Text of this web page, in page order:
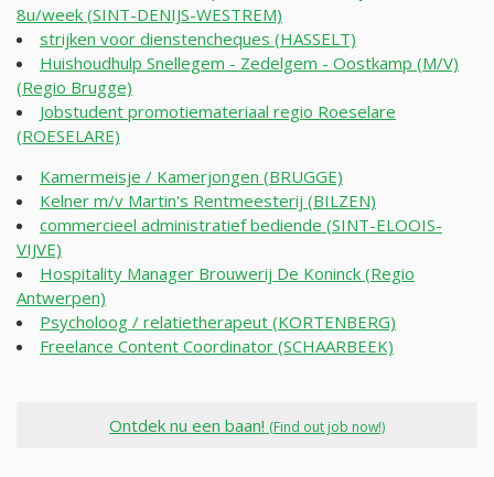
8u/week (SINT-DENIJS-WESTREM)
strijken voor dienstencheques (HASSELT)
Huishoudhulp Snellegem - Zedelgem - Oostkamp (M/V)
(Regio Brugge)
Jobstudent promotiemateriaal regio Roeselare
(ROESELARE)
Kamermeisje / Kamerjongen (BRUGGE)
Kelner m/v Martin's Rentmeesterij (BILZEN)
commercieel administratief bediende (SINT-ELOOIS-
VIJVE)
Hospitality Manager Brouwerij De Koninck (Regio
Antwerpen)
Psycholoog / relatietherapeut (KORTENBERG)
Freelance Content Coordinator (SCHAARBEEK)
Ontdek nu een baan! (Find out job now!)